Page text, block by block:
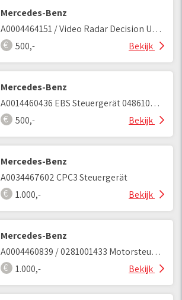
Mercedes-Benz
A0004464151 / Video Radar Decision Unit 2
500,-
Bekijk
Mercedes-Benz
A0014460436 EBS Steuergerät 0486106133
500,-
Bekijk
Mercedes-Benz
A0034467602 CPC3 Steuergerät
1.000,-
Bekijk
Mercedes-Benz
A0004460839 / 0281001433 Motorsteuergerät OM442LA
1.000,-
Bekijk